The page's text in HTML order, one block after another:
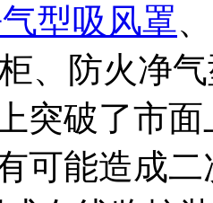
型吸风罩
、防火净
突破了市
可能造成